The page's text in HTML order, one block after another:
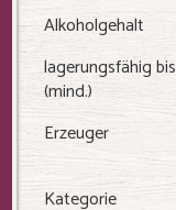
Alkoholgehalt
lagerungsfähig bis
(mind.)
Erzeuger
Kategorie